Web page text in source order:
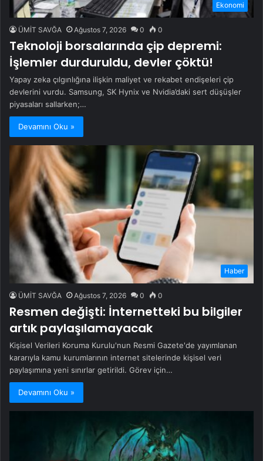
Ekonomi
ÜMİT SAVĞA Ağustos 7, 2026 0 0
Teknoloji borsalarında çip depremi:
İşlemler durduruldu, devler çöktü!
Yapay zeka çılgınlığına ilişkin maliyet ve rekabet endişeleri çip
devlerini vurdu. Samsung, SK Hynix ve Nvidia’daki sert düşüşler
piyasaları sallarken;…
Devamını Oku »
Haber
ÜMİT SAVĞA Ağustos 7, 2026 0 0
Resmen değişti: İnternetteki bu bilgiler
artık paylaşılamayacak
Kişisel Verileri Koruma Kurulu'nun Resmi Gazete'de yayımlanan
kararıyla kamu kurumlarının internet sitelerinde kişisel veri
paylaşımına yeni sınırlar getirildi. Görev için…
Devamını Oku »